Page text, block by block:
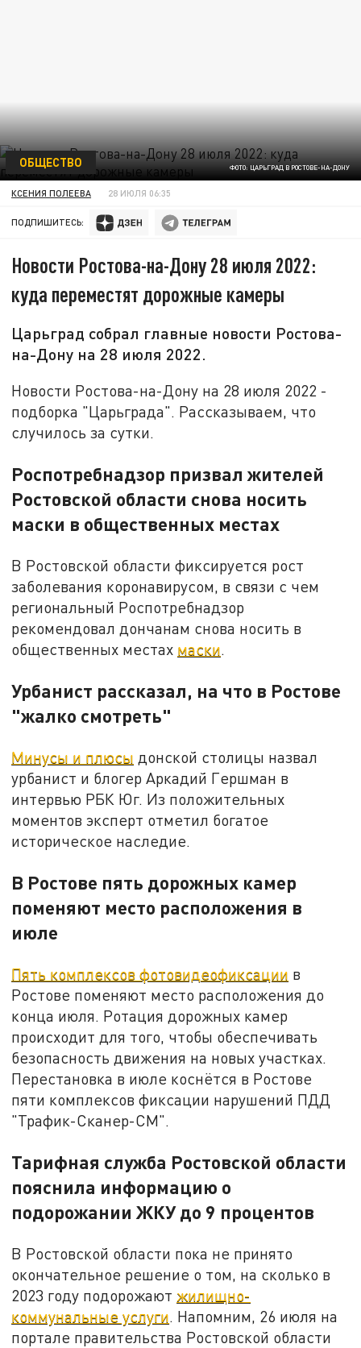
ФОТО: ЦАРЬГРАД В РОСТОВЕ-НА-ДОНУ
ОБЩЕСТВО
КСЕНИЯ ПОЛЕЕВА 28 ИЮЛЯ 06:35
ПОДПИШИТЕСЬ:
Новости Ростова-на-Дону 28 июля 2022:
куда переместят дорожные камеры
Царьград собрал главные новости Ростова-
на-Дону на 28 июля 2022.
Новости Ростова-на-Дону на 28 июля 2022 -
подборка "Царьграда". Рассказываем, что
случилось за сутки.
Роспотребнадзор призвал жителей
Ростовской области снова носить
маски в общественных местах
В Ростовской области фиксируется рост
заболевания коронавирусом, в связи с чем
региональный Роспотребнадзор
рекомендовал дончанам снова носить в
общественных местах маски.
Урбанист рассказал, на что в Ростове
"жалко смотреть"
Минусы и плюсы донской столицы назвал
урбанист и блогер Аркадий Гершман в
интервью РБК Юг. Из положительных
моментов эксперт отметил богатое
историческое наследие.
В Ростове пять дорожных камер
поменяют место расположения в
июле
Пять комплексов фотовидеофиксации в
Ростове поменяют место расположения до
конца июля. Ротация дорожных камер
происходит для того, чтобы обеспечивать
безопасность движения на новых участках.
Перестановка в июле коснётся в Ростове
пяти комплексов фиксации нарушений ПДД
"Трафик-Сканер-СМ".
Тарифная служба Ростовской области
пояснила информацию о
подорожании ЖКУ до 9 процентов
В Ростовской области пока не принято
окончательное решение о том, на сколько в
2023 году подорожают жилищно-
коммунальные услуги. Напомним, 26 июля на
портале правительства Ростовской области